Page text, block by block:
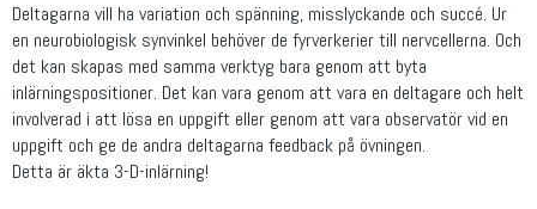
Deltagarna vill ha variation och spänning, misslyckande och succé. Ur
en neurobiologisk synvinkel behöver de fyrverkerier till nervcellerna. Och
det kan skapas med samma verktyg bara genom att byta
inlärningspositioner. Det kan vara genom att vara en deltagare och helt
involverad i att lösa en uppgift eller genom att vara observatör vid en
uppgift och ge de andra deltagarna feedback på övningen.
Detta är äkta 3-D-inlärning!